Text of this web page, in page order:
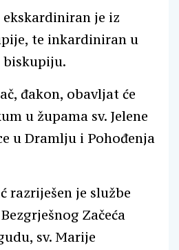
ekskardiniran je iz
te inkardiniran u
biskupiju.
đakon, obavljat će
u župama sv. Jelene
u Dramlju i Pohođenja
razriješen je službe
Začeća
sv. Marije